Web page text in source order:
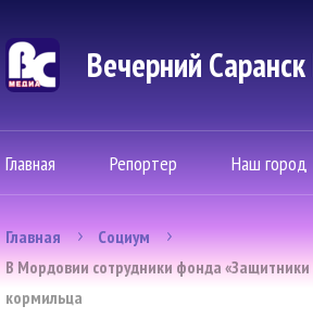
Вечерний
Главная Репортер Наш город
Главная
Социум
В Мордовии сотрудники фонда
кормильца